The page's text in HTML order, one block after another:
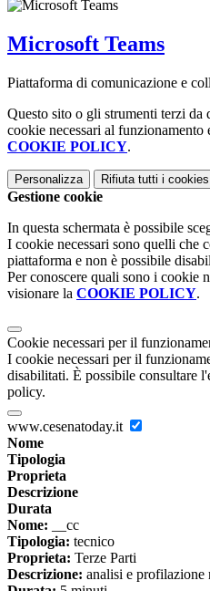
Microsoft Teams
Piattaforma di comunicazione e
Questo sito o gli strumenti terzi
cookie necessari al
COOKIE POLICY.
Personalizza Rifiuta tutti i cookies
Gestione cookie
In questa schermata è possibile
I cookie necessari sono quelli che
piattaforma e non è possibile
Per conoscere quali sono i cookie
visionare la COOKIE POLICY.
Cookie necessari per il
I cookie necessari per il
disabilitati. È possibile consultare
policy.
www.cesenatoday.it
Nome
Tipologia
Proprieta
Descrizione
Durata
Nome: __cc
Tipologia: tecnico
Proprieta: Terze Parti
Descrizione: analisi e profilazione